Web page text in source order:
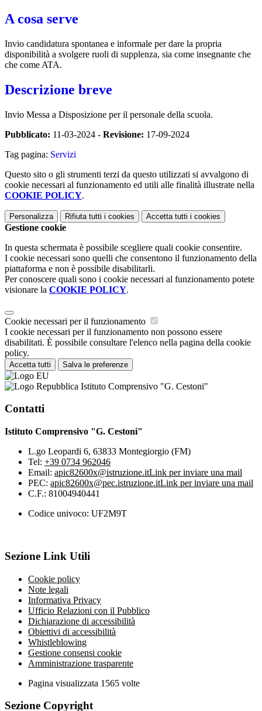
A cosa serve
Invio candidatura spontanea e informale per dare la propria
disponibilità a svolgere ruoli di supplenza, sia come insegnante che
che come ATA.
Descrizione breve
Invio Messa a Disposizione per il personale della scuola.
Pubblicato: 11-03-2024 - Revisione: 17-09-2024
Tag pagina: Servizi
Questo sito o gli strumenti terzi da questo utilizzati si avvalgono di
cookie necessari al funzionamento ed utili alle finalità illustrate nella
COOKIE POLICY.
Personalizza Rifiuta tutti i cookies Accetta tutti i cookies
Gestione cookie
In questa schermata è possibile scegliere quali cookie consentire.
I cookie necessari sono quelli che consentono il funzionamento della
piattaforma e non è possibile disabilitarli.
Per conoscere quali sono i cookie necessari al funzionamento potete
visionare la COOKIE POLICY.
Cookie necessari per il funzionamento
I cookie necessari per il funzionamento non possono essere
disabilitati. È possibile consultare l'elenco nella pagina della cookie
policy.
Accetta tutti Salva le preferenze
Istituto Comprensivo "G. Cestoni"
Contatti
Istituto Comprensivo "G. Cestoni"
L.go Leopardi 6, 63833 Montegiorgio (FM)
Tel: +39 0734 962046
Email: apic82600x@istruzione.itLink per inviare una mail
PEC: apic82600x@pec.istruzione.itLink per inviare una mail
C.F.: 81004940441
Codice univoco: UF2M9T
Sezione Link Utili
Cookie policy
Note legali
Informativa Privacy
Ufficio Relazioni con il Pubblico
Dichiarazione di accessibilità
Obiettivi di accessibilità
Whistleblowing
Gestione consensi cookie
Amministrazione trasparente
Pagina visualizzata 1565 volte
Sezione Copyright